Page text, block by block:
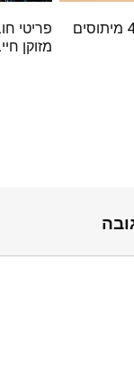
מנפצי המיתוסים: 4 מיתוסים
פריטי
מזוקן